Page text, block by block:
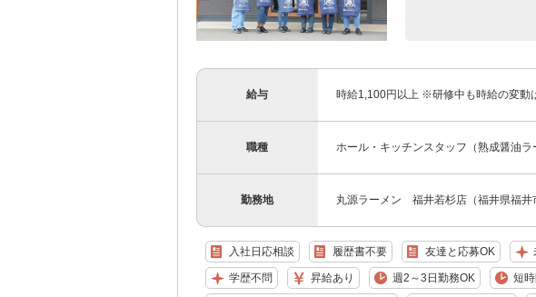
給与 時給1,100円以上 ※研修中も時給の変動
職種 ホール・キッチンスタッフ（熟成醤油ラ
勤務地 丸源ラーメン 福井若杉店（福井県福井
入社日応相談 履歴書不要 友達と応募OK
学歴不問 昇給あり 週2～3日勤務OK 短